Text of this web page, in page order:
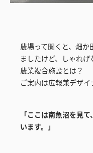
農場って聞くと、畑
ましたけど、しゃれ
農業複合施設とは？
ご案内は広報兼デザイ
「ここは南魚沼を見
います。」